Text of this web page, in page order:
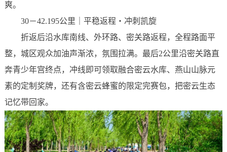
爽。
30－42.195公里｜平稳返程・冲刺凯旋
折返后沿水库南线、外环路、密关路返程，全程路面平
整，城区观众加油声渐浓，氛围拉满。最后2公里沿密关路直
奔青少年宫终点，冲线即可领取融合密云水库、燕山山脉元
素的定制奖牌，还有含密云蜂蜜的限定完赛包，把密云生态
记忆带回家。